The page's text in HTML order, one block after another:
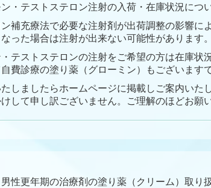
・テストステロン注射の入荷・在庫状況につ
補充療法で必要な注射剤が出荷調整の影響に
なった場合は注射が出来ない可能性があります。
テストステロンの注射をご希望の方は在庫状
費診療の塗り薬（グローミン）もございます
しましたらホームページに掲載しご案内いたし
して申し訳ございません。ご理解のほどお願
性更年期の治療剤の塗り薬（クリーム）取り